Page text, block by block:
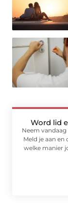
Word lid
Neem
Meld je aan
welke manier